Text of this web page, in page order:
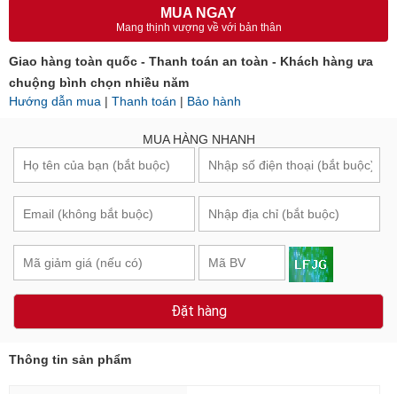
MUA NGAY
Mang thịnh vượng về với bản thân
Giao hàng toàn quốc - Thanh toán an toàn - Khách hàng ưa
chuộng bình chọn nhiều năm
Hướng dẫn mua | Thanh toán | Bảo hành
MUA HÀNG NHANH
Đặt hàng
Thông tin sản phẩm